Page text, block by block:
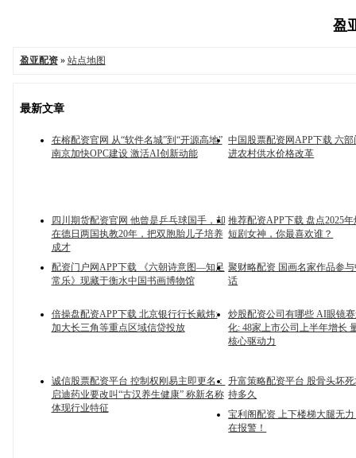
盈
盈亚配资» 站点地图
最新文章
在榕配资官网 从“软件名城”到“开源高地”
南京加快OPC建设 激活AI创新动能
中国股票配资网APP下载 六
进农村供水价格改革
四川期货配资官网 他曾是乒乓球国手，却
在德日两国执教20年，把双胞胎儿子培养
成才
推荐配资APP下载 盘点2025
短剧女神，你最喜欢谁？
配资门户网APP下载 《六朝诗意图—知足
常乐》现藏于衡水中国书画博物馆
聚财略配资 国画名家作品参
话
倍操盘配资APP下载 北京银行行长戴炜:
加大长三角等重点区域信贷投放
炒股配资公司有哪些 AI眼镜
化: 48家上市公司上半年增长
核心驱动力
诚信股票配资平台 控制权刚易主即更名：
启迪药业要改叫“古汉养生健康” 称新名称
体现行业特征
升富策略配资平台 股骨头坏
持多久
宝利阁配资 上下楼梯大腿无
在报警！